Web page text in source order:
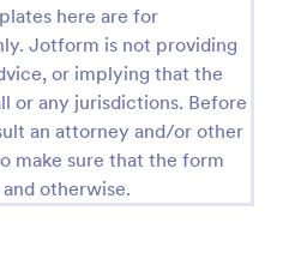
here are for
Jotform is not providing
or implying that the
or any jurisdictions. Before
an attorney and/or other
make sure that the form
otherwise.
emin olmak için
kontrol listesi yararlı ve
uygun bir belge oluşturmak
Denetimi Kontrol
ekleyin,
kontrol listelerini
arayüzü sayesinde çok
elinizin altındaki
doldurulabilir. Her
otomatik olarak